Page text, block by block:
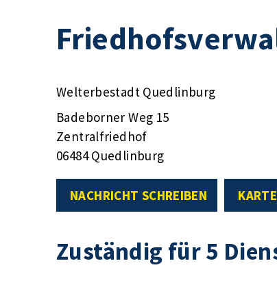
Welterbestadt Quedlinburg
Badeborner Weg 15
Zentralfriedhof
06484 Quedlinburg
NACHRICHT SCHREIBEN
Zuständig für 5